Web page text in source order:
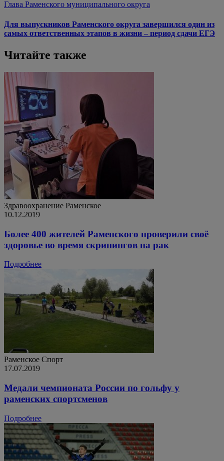
Глава Раменского муниципального округа
Для выпускников Раменского округа завершился один из
самых ответственных этапов в жизни – период сдачи ЕГЭ
Читайте также
Здравоохранение Раменское
10.12.2019
Более 400 жителей Раменского проверили своё
здоровье во время скринингов на рак
Подробнее
Раменское Спорт
17.07.2019
Медали чемпионата России по гольфу у
раменских спортсменов
Подробнее